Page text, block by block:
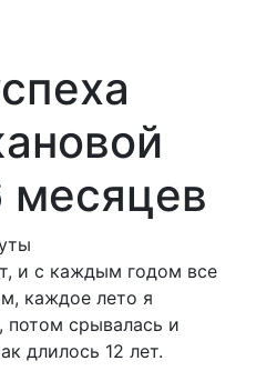
месяцев
и с каждым годом все
каждое лето я
потом срывалась и
длилось 12 лет.